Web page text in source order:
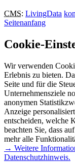
CMS: LivingData
Seitenanfang
Cookie-
Wir verwenden
Erlebnis zu bieten.
Seite und für die
Unternehmensziele
anonymen
Anzeige
entscheiden, welche
beachten Sie, dass
mehr alle
→ Weitere
Datenschutzhinweis.